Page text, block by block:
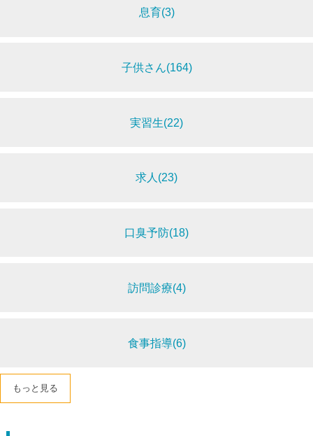
息育(3)
子供さん(164)
実習生(22)
求人(23)
口臭予防(18)
訪問診療(4)
食事指導(6)
もっと見る